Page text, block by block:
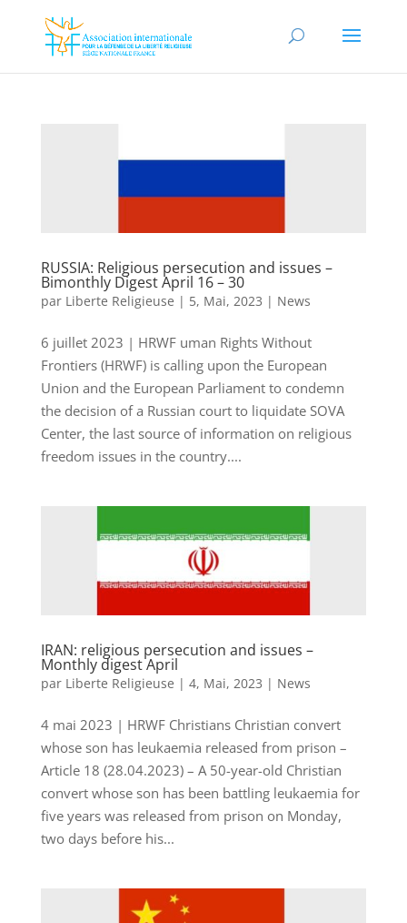
RUSSIA: Religious persecution and issues –
Bimonthly Digest April 16 – 30
par Liberte Religieuse | 5, Mai, 2023 | News
6 juillet 2023 | HRWF uman Rights Without
Frontiers (HRWF) is calling upon the European
Union and the European Parliament to condemn
the decision of a Russian court to liquidate SOVA
Center, the last source of information on religious
freedom issues in the country....
IRAN: religious persecution and issues –
Monthly digest April
par Liberte Religieuse | 4, Mai, 2023 | News
4 mai 2023 | HRWF Christians Christian convert
whose son has leukaemia released from prison –
Article 18 (28.04.2023) – A 50-year-old Christian
convert whose son has been battling leukaemia for
five years was released from prison on Monday,
two days before his...